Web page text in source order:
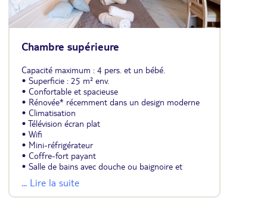
Chambre supérieure
Capacité maximum : 4 pers. et un bébé.
• Superficie : 25 m² env.
• Confortable et spacieuse
• Rénovée* récemment dans un design moderne
• Climatisation
• Télévision écran plat
• Wifi
• Mini-réfrigérateur
• Coffre-fort payant
• Salle de bains avec douche ou baignoire et
sèche-cheveux
• Balcon ou terrasse
... Lire la suite